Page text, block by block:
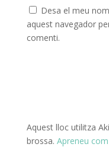
Desa el meu
aquest navegador
comenti.
Aquest lloc utilitza
brossa. Apreneu